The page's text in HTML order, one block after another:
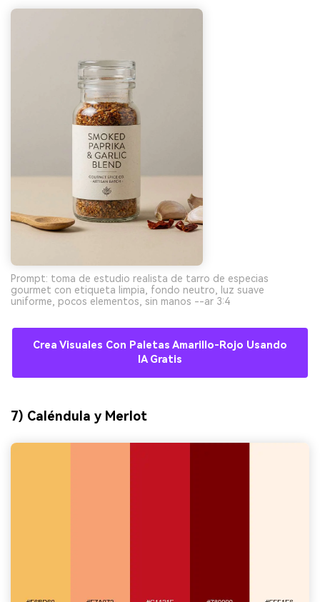
Prompt: toma de estudio realista de tarro de especias
gourmet con etiqueta limpia, fondo neutro, luz suave
uniforme, pocos elementos, sin manos --ar 3:4
Crea Visuales Con Paletas Amarillo-Rojo Usando
IA Gratis
7) Caléndula y Merlot